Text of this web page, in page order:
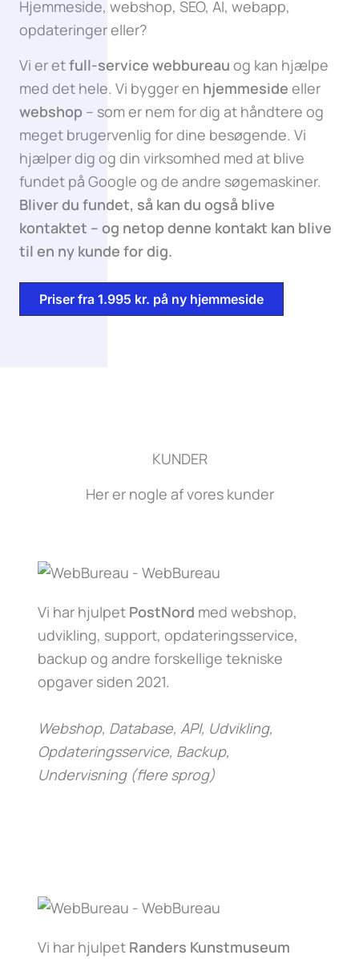
Hjemmeside, webshop, SEO, AI, webapp,
opdateringer eller?
Vi er etfull-service webbureau og kan hjælpe
med det hele. Vi bygger en hjemmeside eller
webshop – som er nem for dig at håndtere og
meget brugervenlig for dine besøgende. Vi
hjælper dig og din virksomhed med at blive
fundet på Google og de andre søgemaskiner.
Bliver du fundet, så kan du også blive
kontaktet – og netop denne kontakt kan blive
til en ny kunde for dig.
Priser fra 1.995 kr. på ny hjemmeside
KUNDER
Her er nogle af vores kunder
Vi har hjulpet PostNord med webshop,
udvikling, support, opdateringsservice,
backup og andre forskellige tekniske
opgaver siden 2021.
Webshop, Database, API, Udvikling,
Opdateringsservice, Backup,
Undervisning (flere sprog)
Vi har hjulpet Randers Kunstmuseum